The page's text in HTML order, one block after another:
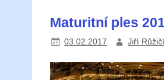
Maturitní ples
03.02.2017 Jiří